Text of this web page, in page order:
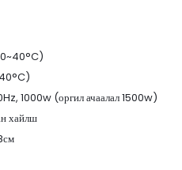
1000w (оргил ачаалал 1500w)
хайлш